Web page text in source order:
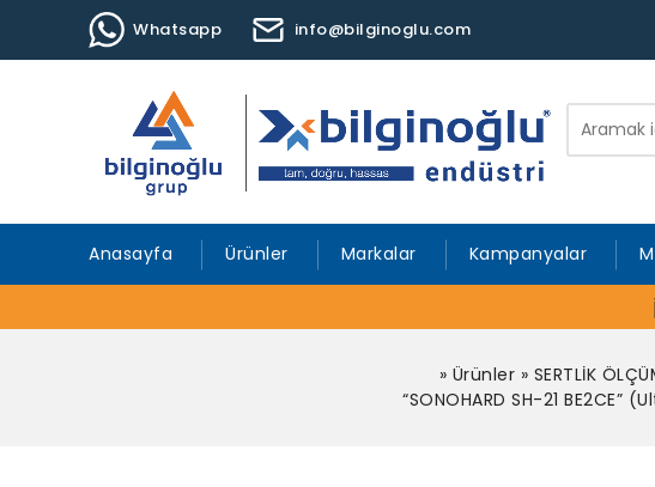
Whatsapp info@bilginoglu.com
Anasayfa Ürünler Markalar Kampanyalar
» Ürünler » SERTLİK
“SONOHARD SH-21